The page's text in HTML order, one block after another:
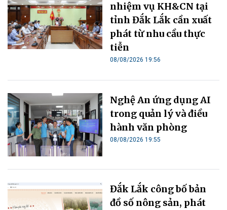
nhiệm vụ KH&CN tại
tỉnh Đắk Lắk cần xuất
phát từ nhu cầu thực
tiễn
08/08/2026 19:56
Nghệ An ứng dụng AI
trong quản lý và điều
hành văn phòng
08/08/2026 19:55
Đắk Lắk công bố bản
đồ số nông sản, phát